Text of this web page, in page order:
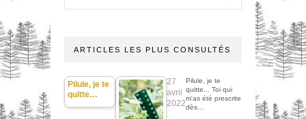
ARTICLES LES PLUS CONSULTÉS
Pilule, je te
quitte…
27
avril
2022
Pilule, je te
quitte... Toi qui
m'as été prescrite
dès…